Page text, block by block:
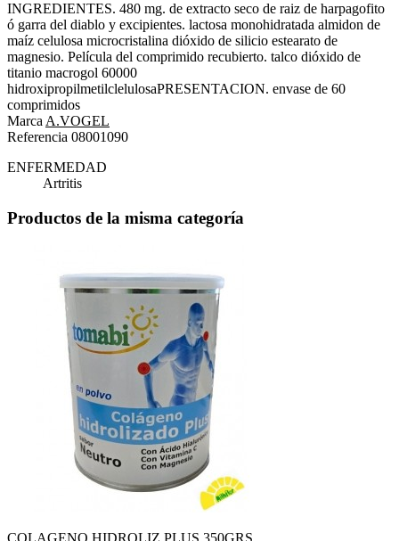
INGREDIENTES. 480 mg. de extracto seco de raiz de harpagofito
ó garra del diablo y excipientes. lactosa monohidratada almidon de
maíz celulosa microcristalina dióxido de silicio estearato de
magnesio. Película del comprimido recubierto. talco dióxido de
titanio macrogol 60000
hidroxipropilmetilclelulosaPRESENTACION. envase de 60
comprimidos
Marca A.VOGEL
Referencia 08001090
ENFERMEDAD
Artritis
Productos de la misma categoría
COLAGENO HIDROLIZ PLUS 350GRS